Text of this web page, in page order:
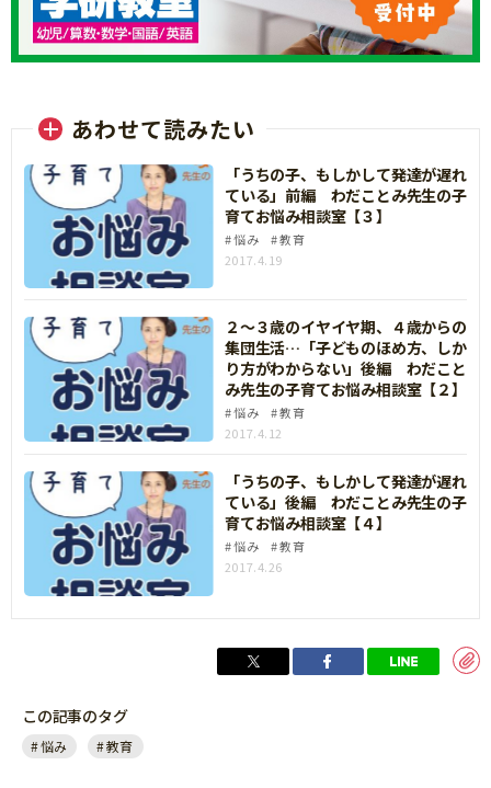
あわせて読みたい
「うちの子、もしかして発達が遅れ
ている」前編 わだことみ先生の子
育てお悩み相談室【３】
悩み
教育
2017.4.19
２～３歳のイヤイヤ期、４歳からの
集団生活…「子どものほめ方、しか
り方がわからない」後編 わだこと
み先生の子育てお悩み相談室【２】
悩み
教育
2017.4.12
「うちの子、もしかして発達が遅れ
ている」後編 わだことみ先生の子
育てお悩み相談室【４】
悩み
教育
2017.4.26
この記事のタグ
悩み 教育